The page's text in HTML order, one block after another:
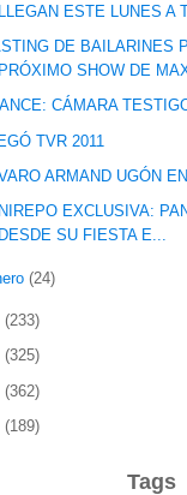
ESTE LUNES A
DE BAILARINES
SHOW DE
CÁMARA
TVR 2011
ARMAND UGÓN
EXCLUSIVA:
SU FIESTA E...
(24)
(233)
(325)
(362)
(189)
Tags